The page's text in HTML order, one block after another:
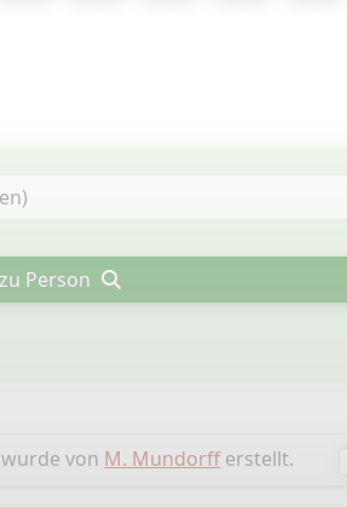
Person
von M. Mundorfferstellt.